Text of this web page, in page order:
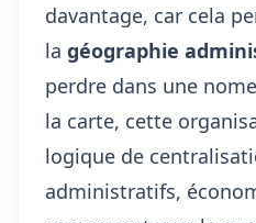
davantage, car cela
la géographie
perdre dans une
la carte, cette
logique de
administratifs,